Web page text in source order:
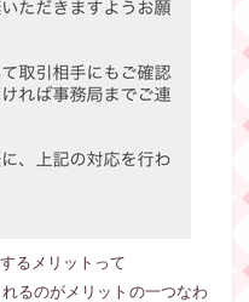
るメリットって
るのがメリットの一つなわ